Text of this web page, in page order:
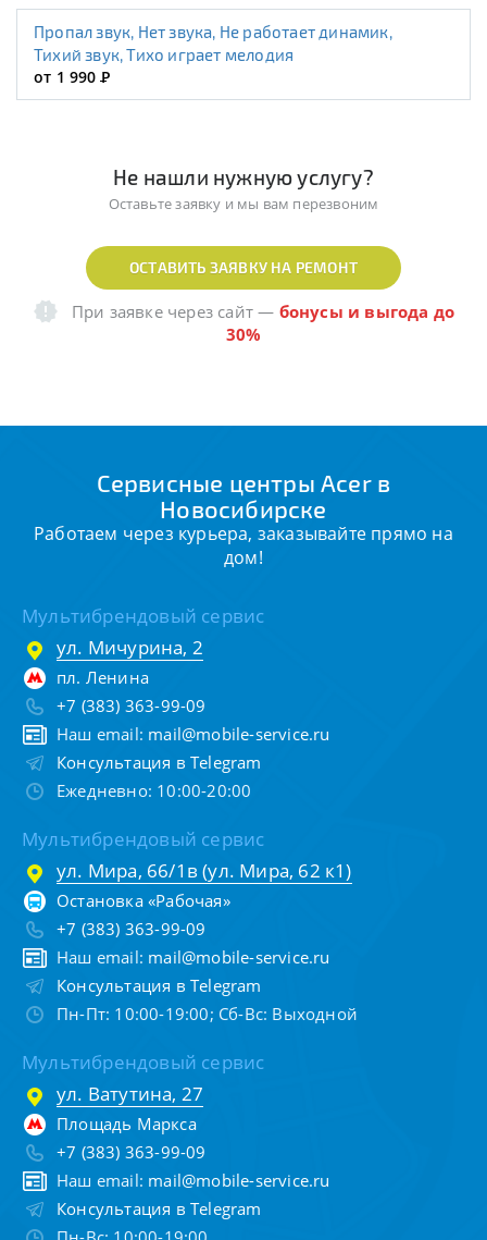
Пропал звук, Нет звука, Не работает динамик,
Тихий звук, Тихо играет мелодия
от 1 990Р
Не нашли нужную услугу?
Оставьте заявку и мы вам перезвоним
ОСТАВИТЬ ЗАЯВКУ НА РЕМОНТ
При заявке через сайт— бонусы и выгода до
30%
Сервисные центры Acer в
Новосибирске
Работаем через курьера, заказывайте прямо на
дом!
Мультибрендовый сервис
ул. Мичурина, 2
пл. Ленина
+7 (383) 363-99-09
Наш email: mail@mobile-service.ru
Консультация в Telegram
Ежедневно: 10:00-20:00
Мультибрендовый сервис
ул. Мира, 66/1в (ул. Мира, 62 к1)
Остановка «Рабочая»
+7 (383) 363-99-09
Наш email: mail@mobile-service.ru
Консультация в Telegram
Пн-Пт: 10:00-19:00; Сб-Вс: Выходной
Мультибрендовый сервис
ул. Ватутина, 27
Площадь Маркса
+7 (383) 363-99-09
Наш email: mail@mobile-service.ru
Консультация в Telegram